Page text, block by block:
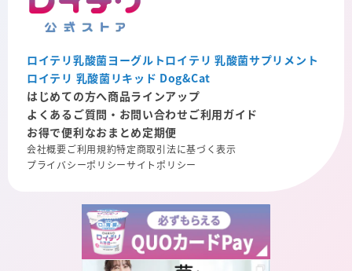
ロイテリ乳酸菌ヨーグルトロイテリ 乳酸菌サプリメント
ロイテリ 乳酸菌リキッド Dog&Cat
はじめての方へ商品ラインアップ
よくあるご質問・お問い合わせ ご利用ガイド
お得で便利なおまとめ定期便
会社概要ご利用規約特定商取引法に基づく表示
プライバシーポリシーサイトポリシー